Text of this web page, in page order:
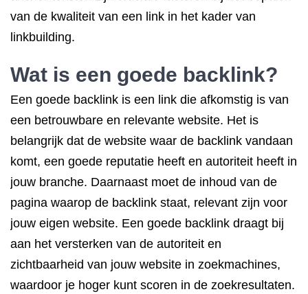
van de kwaliteit van een link in het kader van
linkbuilding.
Wat is een goede backlink?
Een goede backlink is een link die afkomstig is van
een betrouwbare en relevante website. Het is
belangrijk dat de website waar de backlink vandaan
komt, een goede reputatie heeft en autoriteit heeft in
jouw branche. Daarnaast moet de inhoud van de
pagina waarop de backlink staat, relevant zijn voor
jouw eigen website. Een goede backlink draagt bij
aan het versterken van de autoriteit en
zichtbaarheid van jouw website in zoekmachines,
waardoor je hoger kunt scoren in de zoekresultaten.